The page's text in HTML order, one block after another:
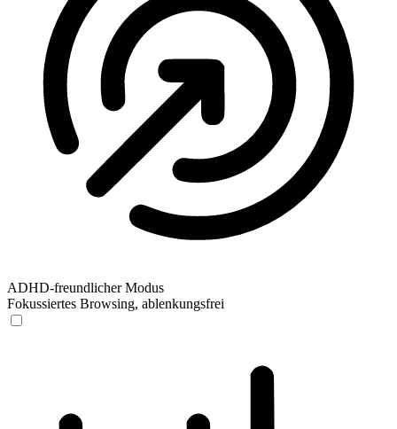
ADHD-freundlicher Modus
Fokussiertes Browsing, ablenkungsfrei